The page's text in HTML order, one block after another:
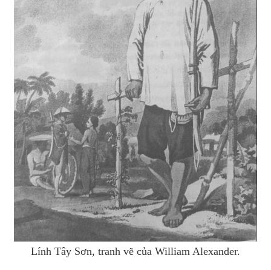
Lính Tây Sơn, tranh vẽ của William Alexander.